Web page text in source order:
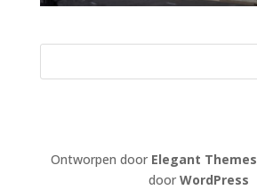
Ontworpen door Elegant Themes
doorWordPress